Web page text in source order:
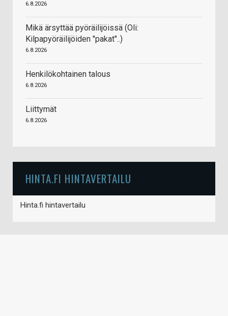
6.8.2026
Mikä ärsyttää pyöräilijöissä (Oli:
Kilpapyöräilijöiden "pakat"..)
6.8.2026
Henkilökohtainen talous
6.8.2026
Liittymät
6.8.2026
HINTA.FI HINTAVERTAILU
Hinta.fi hintavertailu